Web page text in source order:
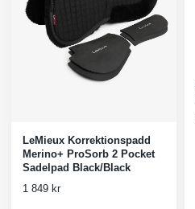
LeMieux Korrektionspadd
Merino+ ProSorb 2 Pocket
Sadelpad Black/Black
1 849 kr